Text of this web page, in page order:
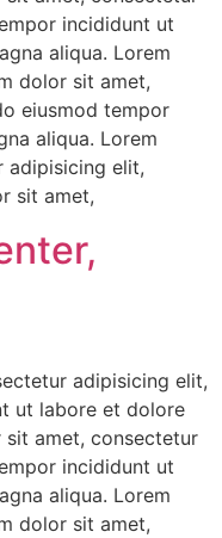
incididunt ut
aliqua. Lorem
dolor sit amet,
eiusmod tempor
aliqua. Lorem
adipisicing elit,
sit amet,
adipisicing elit,
ut labore et dolore
sit amet, consectetur
incididunt ut
aliqua. Lorem
dolor sit amet,